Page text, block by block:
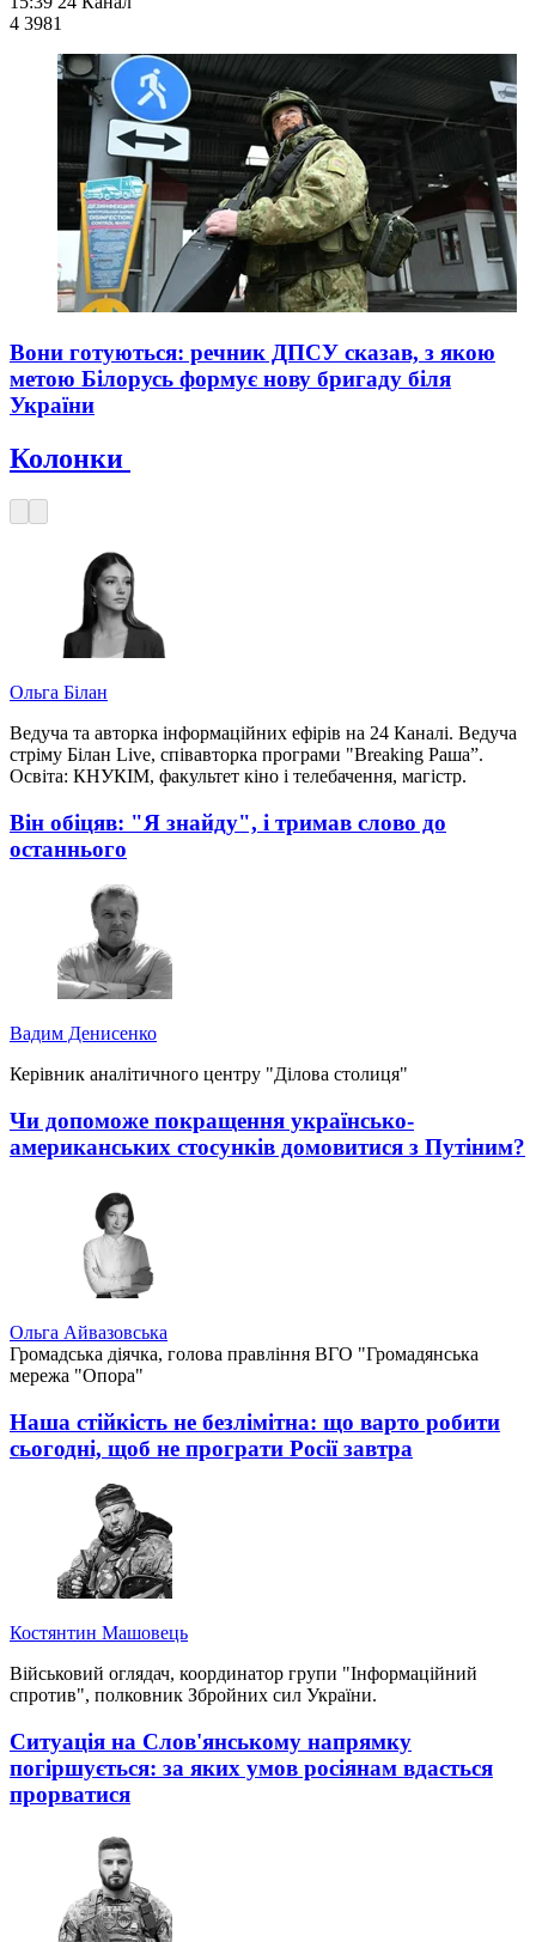
4 3981
Вони готуються: речник ДПСУ сказав, з якою
метою Білорусь формує нову бригаду біля
України
Колонки
Ольга Білан
Ведуча та авторка інформаційних ефірів на 24 Каналі. Ведуча
стріму Білан Live, співавторка програми "Breaking Раша”.
Освіта: КНУКІМ, факультет кіно і телебачення, магістр.
Він обіцяв: "Я знайду", і тримав слово до
останнього
Вадим Денисенко
Керівник аналітичного центру "Ділова столиця"
Чи допоможе покращення українсько-
американських стосунків домовитися з Путіним?
Ольга Айвазовська
Громадська діячка, голова правління ВГО "Громадянська
мережа "Опора"
Наша стійкість не безлімітна: що варто робити
сьогодні, щоб не програти Росії завтра
Костянтин Машовець
Військовий оглядач, координатор групи "Інформаційний
спротив", полковник Збройних сил України.
Ситуація на Слов'янському напрямку
погіршується: за яких умов росіянам вдасться
прорватися